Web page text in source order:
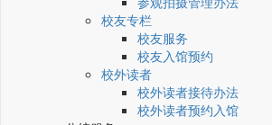
校友专栏
校友服务
校友入馆预约
校外读者
校外读者接待办法
校外读者预约入馆